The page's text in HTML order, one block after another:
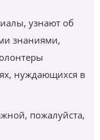
узнают об
знаниями,
нуждающихся в
пожалуйста,